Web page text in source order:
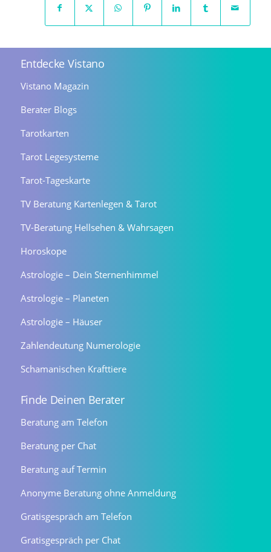
Entdecke Vistano
Vistano Magazin
Berater Blogs
Tarotkarten
Tarot Legesysteme
Tarot-Tageskarte
TV Beratung Kartenlegen & Tarot
TV-Beratung Hellsehen & Wahrsagen
Horoskope
Astrologie – Dein Sternenhimmel
Astrologie – Planeten
Astrologie – Häuser
Zahlendeutung Numerologie
Schamanischen Krafttiere
Finde Deinen Berater
Beratung am Telefon
Beratung per Chat
Beratung auf Termin
Anonyme Beratung ohne Anmeldung
Gratisgespräch am Telefon
Gratisgespräch per Chat